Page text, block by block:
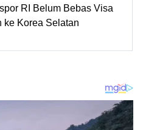
RI Belum Bebas Visa
ke Korea Selatan